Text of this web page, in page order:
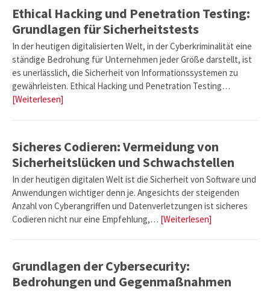
Ethical Hacking und Penetration Testing:
Grundlagen für Sicherheitstests
In der heutigen digitalisierten Welt, in der Cyberkriminalität eine
ständige Bedrohung für Unternehmen jeder Größe darstellt, ist
es unerlässlich, die Sicherheit von Informationssystemen zu
gewährleisten. Ethical Hacking und Penetration Testing…
[Weiterlesen]
Sicheres Codieren: Vermeidung von
Sicherheitslücken und Schwachstellen
In der heutigen digitalen Welt ist die Sicherheit von Software und
Anwendungen wichtiger denn je. Angesichts der steigenden
Anzahl von Cyberangriffen und Datenverletzungen ist sicheres
Codieren nicht nur eine Empfehlung,… [Weiterlesen]
Grundlagen der Cybersecurity:
Bedrohungen und Gegenmaßnahmen